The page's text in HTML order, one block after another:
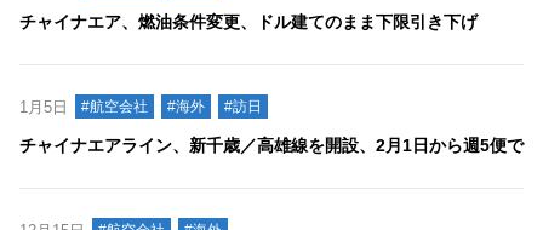
チャイナエア、燃油条件変更、ドル建てのまま下限引き下げ
1月5日 #航空会社 #海外 #訪日
チャイナエアライン、新千歳／高雄線を開設、2月1日から週5便で